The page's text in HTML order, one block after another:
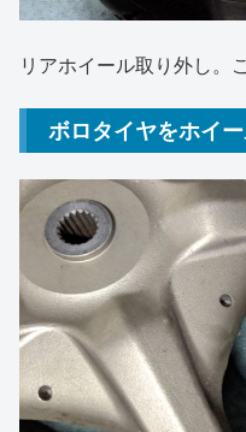
リアホイール取り外し。
ボロタイヤをホイ